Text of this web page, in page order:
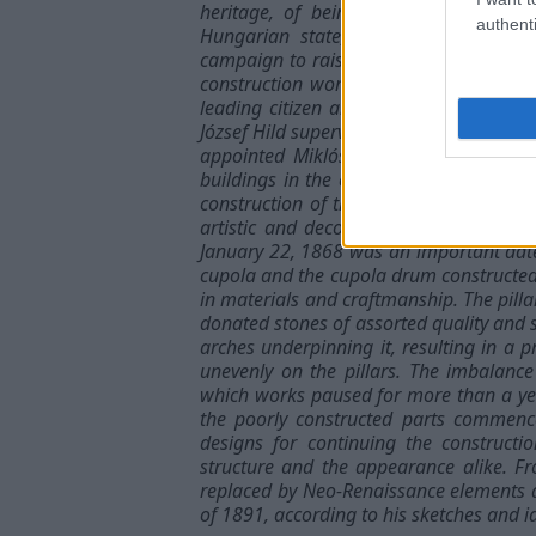
heritage, of being dedicated to the
Hungarian state, and partly to the
campaign to raise funds for the
construction works did not start until
leading citizen and architect of Pest,
József Hild supervised the works until
appointed Miklós Ybl, an
buildings in the capital city including
construction of this prominent
artistic and decorative works were
January 22, 1868 was an important
cupola and the cupola drum
in materials and craftmanship. The
donated stones of assorted quality
arches underpinning it, resulting in a
unevenly on the pillars. The
which works paused for more than a
the poorly constructed parts
designs for continuing the
structure and the appearance alike.
replaced by Neo-Renaissance
of 1891, according to his sketches and